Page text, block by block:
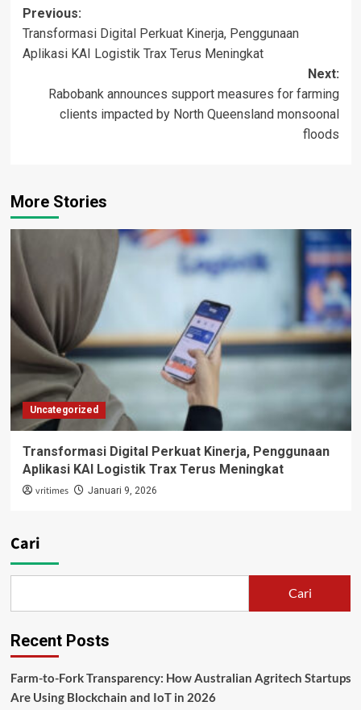
Post
navigation
Previous:
Transformasi Digital Perkuat Kinerja, Penggunaan
Aplikasi KAI Logistik Trax Terus Meningkat
Next:
Rabobank announces support measures for farming
clients impacted by North Queensland monsoonal
floods
More Stories
Uncategorized
Transformasi Digital Perkuat Kinerja, Penggunaan
Aplikasi KAI Logistik Trax Terus Meningkat
vritimes Januari 9, 2026
Cari
Cari
Recent Posts
Farm-to-Fork Transparency: How Australian Agritech Startups
Are Using Blockchain and IoT in 2026